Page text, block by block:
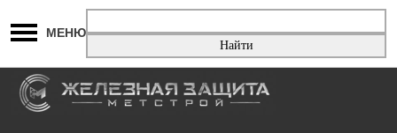
МЕНЮ